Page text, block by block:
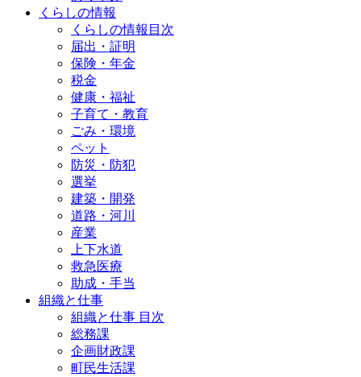
くらしの情報
くらしの情報目次
届出・証明
保険・年金
税金
健康・福祉
子育て・教育
ごみ・環境
ペット
防災・防犯
選挙
建築・開発
道路・河川
産業
上下水道
救急医療
助成・手当
組織と仕事
組織と仕事 目次
総務課
企画財政課
町民生活課